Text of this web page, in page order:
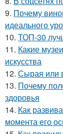
9. Почему
идеального
10. ТОП-30
11. Какие
искусства
12. Сырая или
13. Почему
здоровья
14. Как
момента его